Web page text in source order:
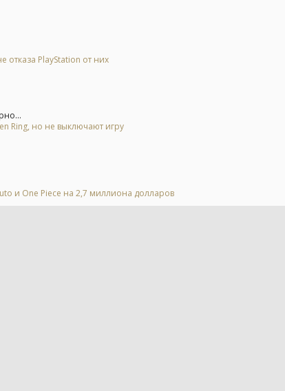
отказа PlayStation от них
Ring, но не выключают игру
и One Piece на 2,7 миллиона долларов